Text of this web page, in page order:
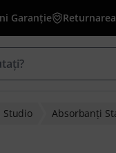
Garanție
Studio Absorbanţi